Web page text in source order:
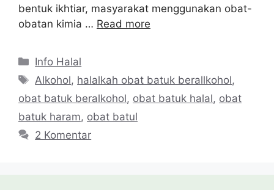
bentuk ikhtiar, masyarakat menggunakan obat-
obatan kimia … Read more
Kategori
Info Halal
Tag
Alkohol, halalkah obat batuk berallkohol,
obat batuk beralkohol, obat batuk halal, obat
batuk haram, obat batul
2 Komentar